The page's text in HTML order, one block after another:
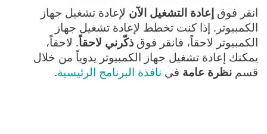
انقر فوق إعادة التشغيل الآن لإعادة تشغيل جهاز
الكمبيوتر. إذا كنت تخطط لإعادة تشغيل جهاز
الكمبيوتر لاحقاً، فانقر فوق ذكّرني لاحقاً. لاحقاً،
يمكنك إعادة تشغيل جهاز الكمبيوتر يدوياً من خلال
قسم نظرة عامة في نافذة البرنامج الرئيسية.